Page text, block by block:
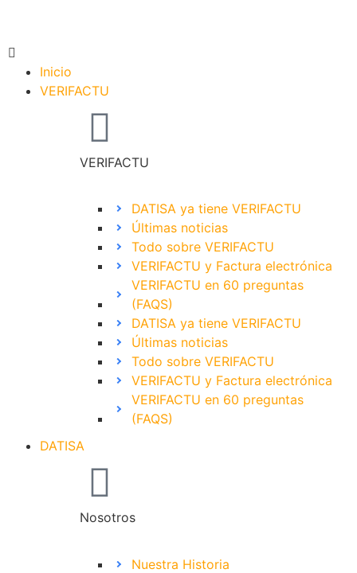
Inicio
VERIFACTU
VERIFACTU
DATISA ya tiene VERIFACTU
Últimas noticias
Todo sobre VERIFACTU
VERIFACTU y Factura electrónica
VERIFACTU en 60 preguntas
(FAQS)
DATISA ya tiene VERIFACTU
Últimas noticias
Todo sobre VERIFACTU
VERIFACTU y Factura electrónica
VERIFACTU en 60 preguntas
(FAQS)
DATISA
Nosotros
Nuestra Historia